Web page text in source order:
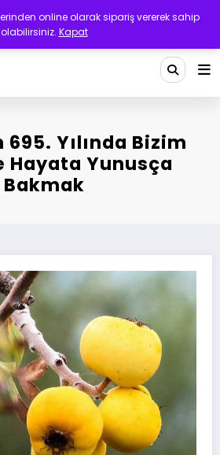
online olarak sipariş vererek sahip
olabilirsiniz. Kapat
Dergisi
Yılında Bizim
Hayata Yunusça
Bakmak